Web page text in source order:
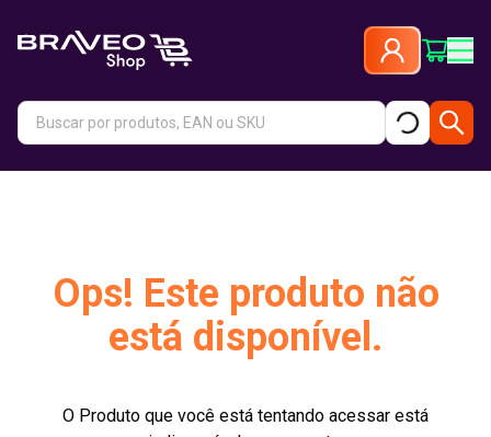
Ops! Este produto não
está disponível.
O Produto que você está tentando acessar está